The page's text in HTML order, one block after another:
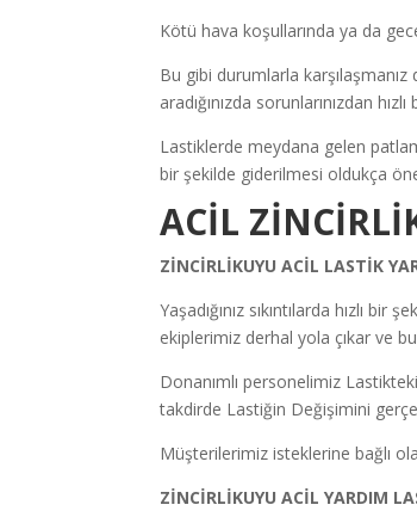
Kötü hava koşullarında ya da
Bu gibi durumlarla
aradığınızda sorunlarınızdan
Lastiklerde meydana gelen
bir şekilde giderilmesi oldukça
ACİL
ZİNCİRLİKUYU ACİL LASTİK
Yaşadığınız sıkıntılarda hızlı bir
ekiplerimiz derhal yola çıkar ve
Donanımlı personelimiz
takdirde Lastiğin Değişimini
Müşterilerimiz isteklerine bağlı
ZİNCİRLİKUYU ACİL YARDIM